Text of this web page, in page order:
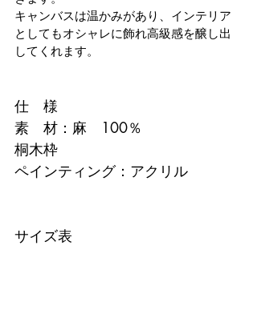
キャンバスは温かみがあり、インテリア
としてもオシャレに飾れ高級感を醸し出
してくれます。
仕　様
素　材：麻　100％
桐木枠
ペインティング：アクリル
サイズ表